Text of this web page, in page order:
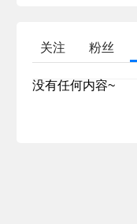
关注 粉丝
没有任何内容~